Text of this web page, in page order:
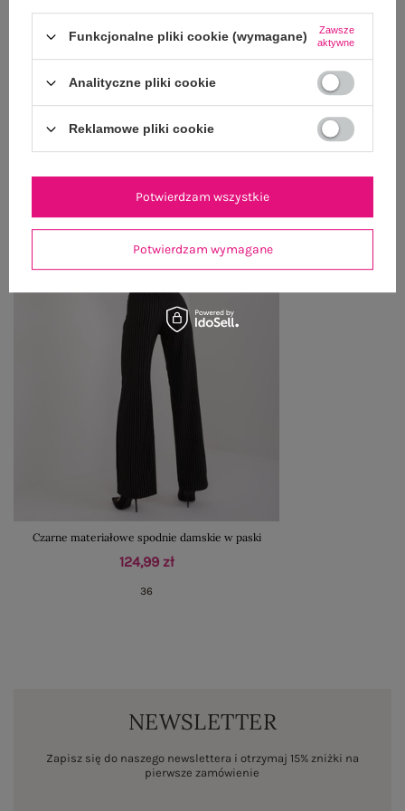
OSTATNIO OGLĄDANE
Zobacz wszystko
Czarne materiałowe spodnie damskie w paski
124,99 zł
36
NEWSLETTER
Zapisz się do naszego newslettera i otrzymaj 15% zniżki na
pierwsze zamówienie
Funkcjonalne pliki cookie (wymagane)
Zawsze
aktywne
Analityczne pliki cookie
Reklamowe pliki cookie
Potwierdzam wymagane
Potwierdzam wszystkie